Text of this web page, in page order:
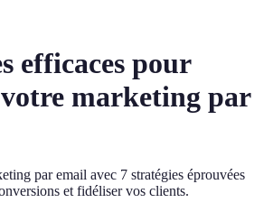
efficaces pour
marketing par
par email avec 7 stratégies éprouvées
et fidéliser vos clients.